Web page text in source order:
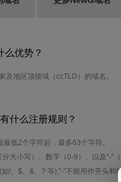
么优势？
及地区顶级域（ccTLD）的域名。
什么注册规则？
低2个字符起，最多63个字符。
大小写）、数字（0-9）、以及"-"
!、$、&、? 等),"-"不能用作开头和